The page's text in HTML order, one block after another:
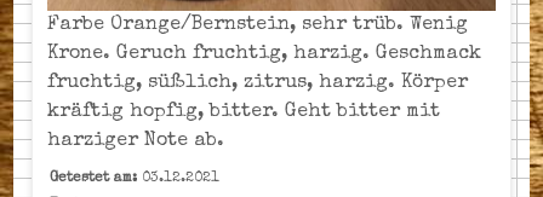
Farbe Orange/Bernstein, sehr trüb. Wenig
Krone. Geruch fruchtig, harzig. Geschmack
fruchtig, süßlich, zitrus, harzig. Körper
kräftig hopfig, bitter. Geht bitter mit
harziger Note ab.
Getestet am: 03.12.2021